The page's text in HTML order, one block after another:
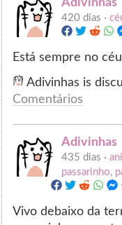
420 dias ·
Está sempre no
Adivinhas is
Comentários
Adivinhas
435 dias ·
passarinho,
Vivo debaixo da